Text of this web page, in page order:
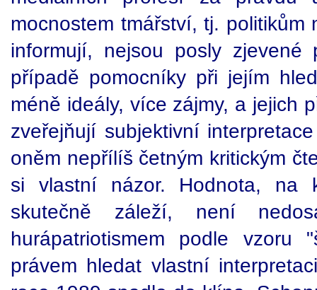
mocnostem tmářství, tj. politikům
informují, nejsou posly zjevené
případě pomocníky při jejím
méně ideály, více zájmy, a jejich
zveřejňují subjektivní
oněm nepřílíš četným kritickým
si vlastní názor. Hodnota, na
skutečně záleží, není
hurápatriotismem podle vzoru
právem hledat vlastní